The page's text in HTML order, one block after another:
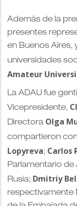
Además de la
presentes
en Buenos Aires,
universidades
Amateur
La ADAU fue
Vicepresidente,
Directora Olga
compartieron
Lopyreva; Carlos
Parlamentario
Rusia; Dmitriy
respectivamente